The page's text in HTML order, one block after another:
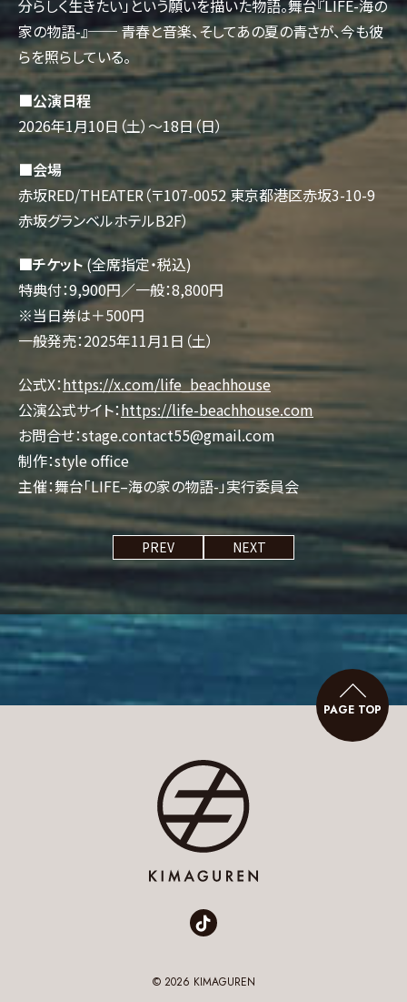
分らしく生きたい」という願いを描いた物語。舞台『LIFE-海の
家の物語-』── 青春と音楽、そしてあの夏の青さが、今も彼
らを照らしている。
■公演日程
2026年1月10日（土）～18日（日）
■会場
赤坂RED/THEATER（〒107-0052 東京都港区赤坂3-10-9
赤坂グランベルホテルB2F）
■チケット(全席指定・税込)
特典付：9,900円／一般：8,800円
※当日券は＋500円
一般発売：2025年11月1日（土）
公式X：https://x.com/life_beachhouse
公演公式サイト：https://life-beachhouse.com
お問合せ：stage.contact55@gmail.com
制作：style office
主催：舞台「LIFE–海の家の物語-」実行委員会
投
稿
ナ
ビ
PREV NEXT
PAGE TOP
© 2026 KIMAGUREN